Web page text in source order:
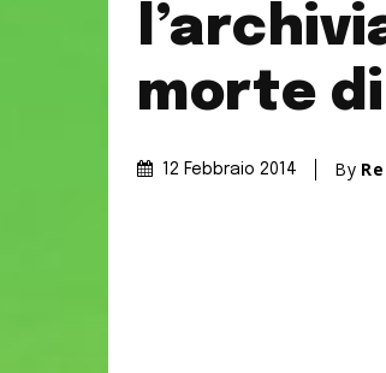
morte
12 Febbraio 2014 By